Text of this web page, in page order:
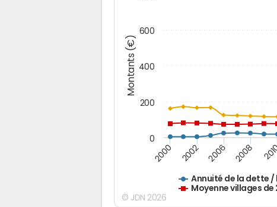
Montants (€)
Annuité de la dette
Moyenne villages de
2000 2002 2006 2008
0
200
400
600
© JDN 2026